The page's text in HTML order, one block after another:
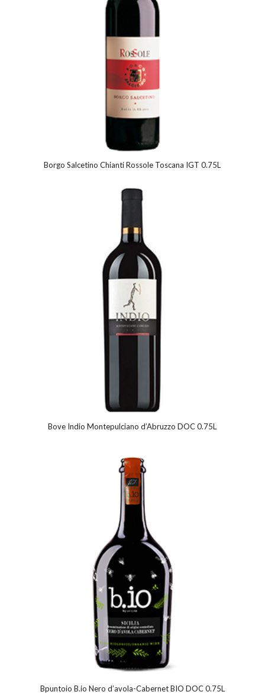
Borgo Salcetino Chianti Rossole Toscana IGT 0.75L
Bove Indio Montepulciano d’Abruzzo DOC 0.75L
Bpuntoio B.io Nero d’avola-Cabernet BIO DOC 0.75L